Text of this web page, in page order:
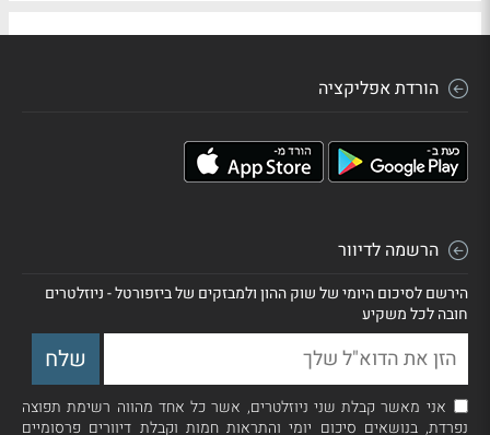
הורדת אפליקציה
הרשמה לדיוור
הירשם לסיכום היומי של שוק ההון ולמבזקים של ביזפורטל - ניוזלטרים
חובה לכל משקיע
אני מאשר קבלת שני ניוזלטרים, אשר כל אחד מהווה רשימת תפוצה
נפרדת, בנושאים סיכום יומי והתראות חמות וקבלת דיוורים פרסומיים